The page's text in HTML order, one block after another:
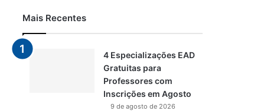
Mais Recentes
4 Especializações EAD
Gratuitas para
Professores com
Inscrições em Agosto
9 de agosto de 2026